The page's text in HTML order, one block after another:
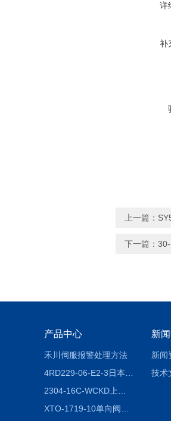
详
补
上一篇：
下一篇：
产品中心
禾川伺服报警处理方法
新
新闻
技术